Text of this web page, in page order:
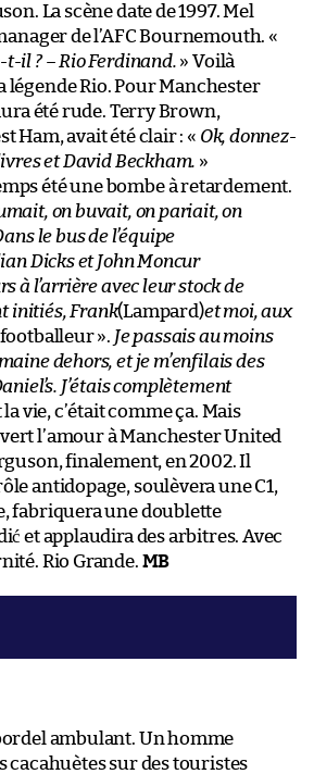
La scène date de 1997. Mel
de l’AFC Bournemouth. «
t-il ? – Rio Ferdinand. » Voilà
légende Rio. Pour Manchester
été rude. Terry Brown,
Ham, avait été clair : « Ok, donnez-
et David Beckham. »
été une bombe à retardement.
on buvait, on pariait, on
le bus de l’équipe
Dicks et John Moncur
à l’arrière avec leur stock de
initiés, Frank(Lampard)et moi, aux
». Je passais au moins
dehors, et je m’enfilais des
J’étais complètement
vie, c’était comme ça. Mais
l’amour à Manchester United
finalement, en 2002. Il
antidopage, soulèvera une C1,
fabriquera une doublette
et applaudira des arbitres. Avec
Rio Grande. MB
ambulant. Un homme
cacahuètes sur des touristes